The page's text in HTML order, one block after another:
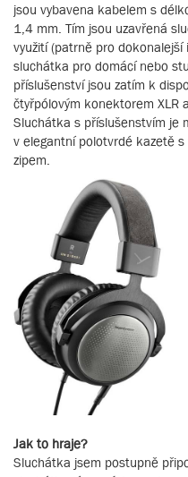
jsou vybavena kabelem s
1,4 mm. Tím jsou uzavřená
využití (patrně pro
sluchátka pro domácí nebo
příslušenství jsou zatím k
čtyřpólovým konektorem XLR
Sluchátka s příslušenstvím je
v elegantní polotvrdé kazetě
zipem.
Jak to hraje?
Sluchátka jsem postupně